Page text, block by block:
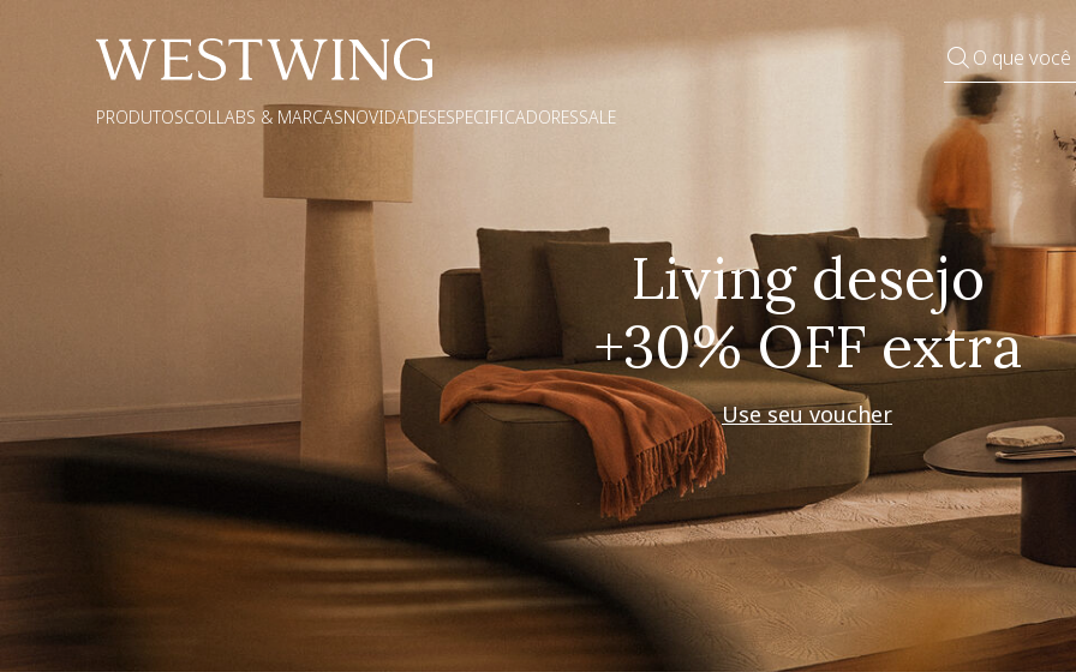
O que
PRODUTOSCOLLABS & MARCASNOVIDADESESPECIFICADORESSALE
Pequenos rituais
Grandes mudanças
Decorar